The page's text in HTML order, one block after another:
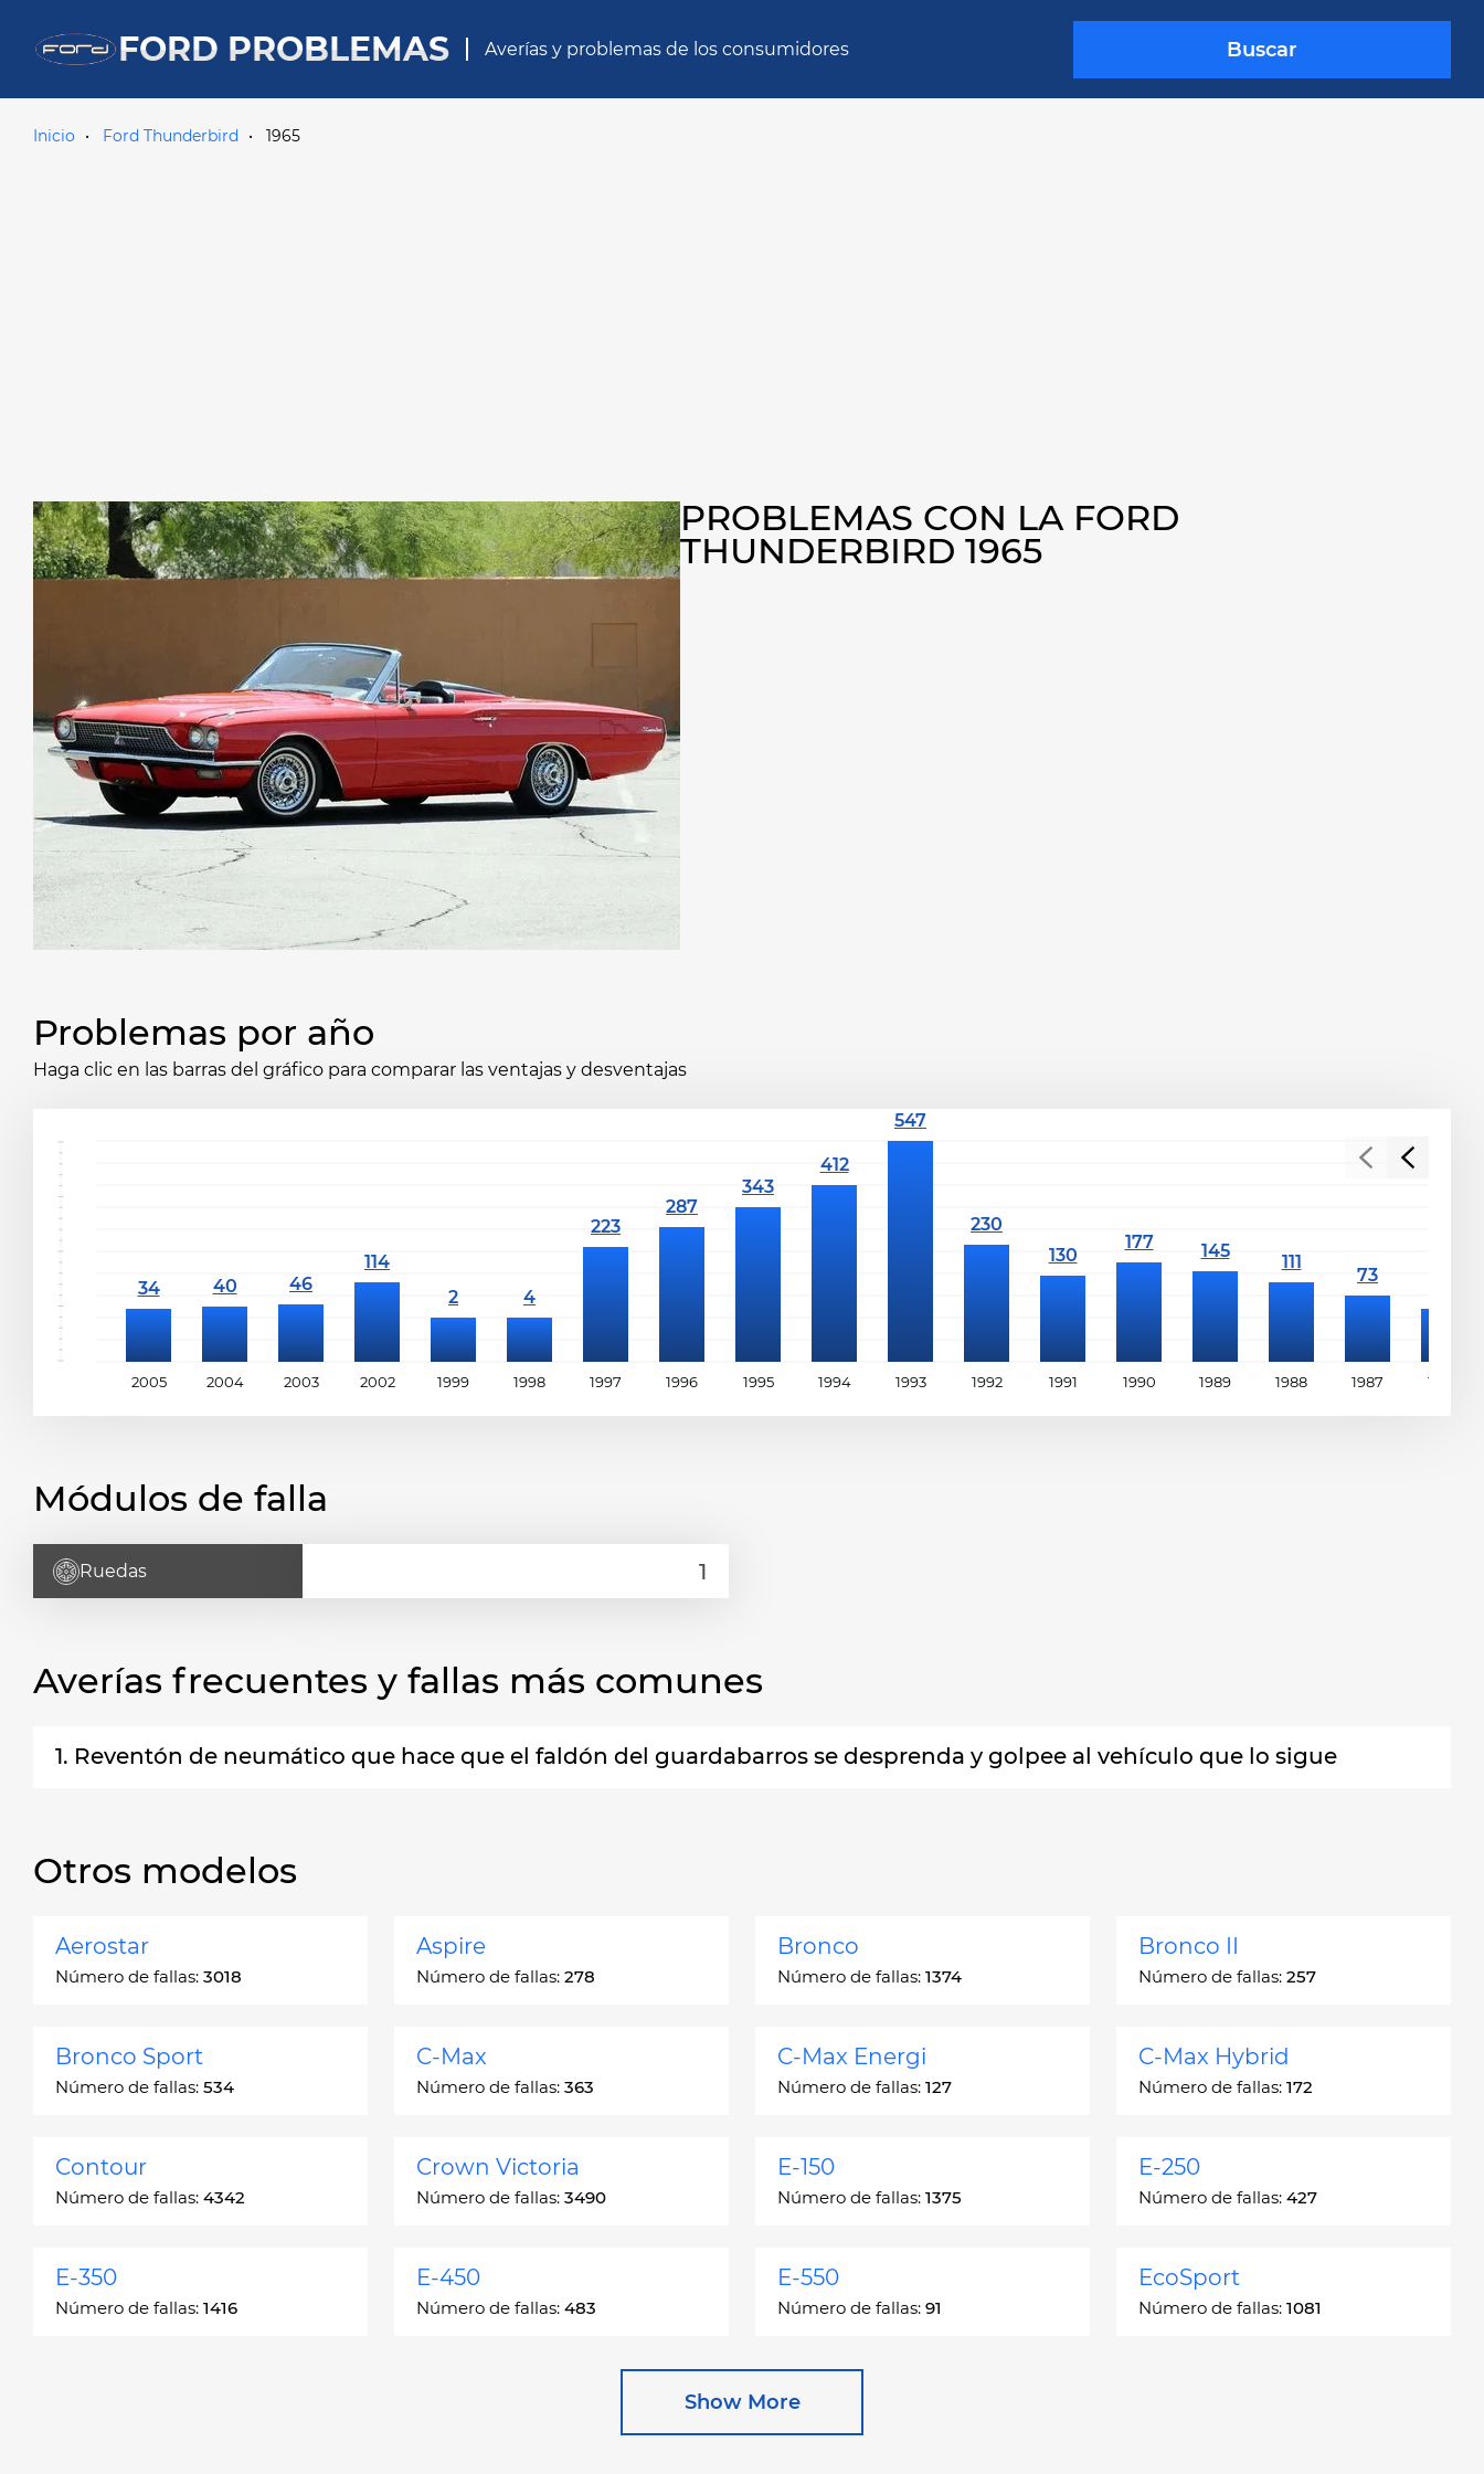
FORD PROBLEMAS Averías y problemas de los consumidores Buscar
Inicio Ford Thunderbird 1965
PROBLEMAS CON LA FORD
THUNDERBIRD 1965
Problemas por año
Haga clic en las barras del gráfico para comparar las ventajas y desventajas
2005 2004 2003 2002 1999 1998 1997 1996 1995 1994 1993 1992 1991 1990 1989 1988 1987 1986
Módulos de falla
Ruedas
Averías frecuentes y fallas más comunes
1. Reventón de neumático que hace que el faldón del guardabarros se desprenda y golpee al vehículo que lo sigue
Otros modelos
Aerostar
Número de fallas: 3018
Aspire
Número de fallas: 278
Bronco
Número de fallas: 1374
Bronco II
Número de fallas: 257
Bronco Sport
Número de fallas: 534
C-Max
Número de fallas: 363
C-Max Energi
Número de fallas: 127
C-Max Hybrid
Número de fallas: 172
Contour
Número de fallas: 4342
Crown Victoria
Número de fallas: 3490
E-150
Número de fallas: 1375
E-250
Número de fallas: 427
E-350
Número de fallas: 1416
E-450
Número de fallas: 483
E-550
Número de fallas: 91
EcoSport
Número de fallas: 1081
Show More